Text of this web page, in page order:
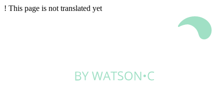
! This page is not translated yet